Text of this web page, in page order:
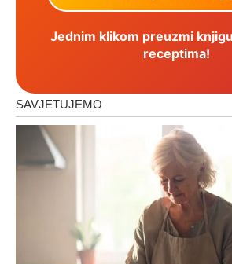
Jednim klikom preuzmi
receptima!